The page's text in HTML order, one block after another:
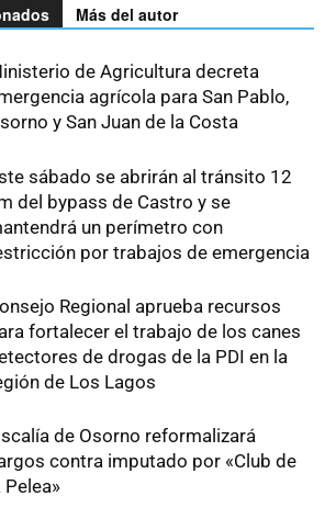
Más del autor
de Agricultura decreta
agrícola para San Pablo,
y San Juan de la Costa
sábado se abrirán al tránsito 12
del bypass de Castro y se
un perímetro con
por trabajos de emergencia
Regional aprueba recursos
fortalecer el trabajo de los canes
de drogas de la PDI en la
de Los Lagos
de Osorno reformalizará
contra imputado por «Club de
Pelea»